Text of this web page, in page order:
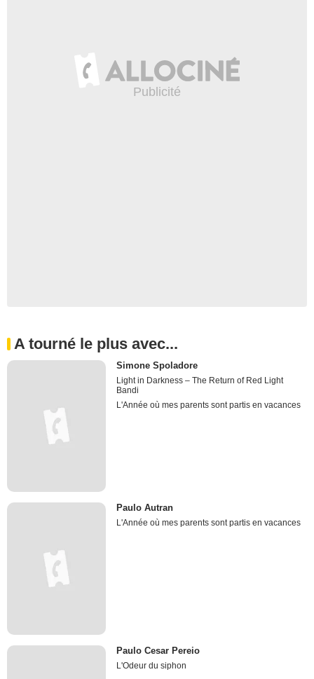
A tourné le plus avec...
Simone Spoladore
Light in Darkness – The Return of Red Light
Bandi
L'Année où mes parents sont partis en vacances
Paulo Autran
L'Année où mes parents sont partis en vacances
Paulo Cesar Pereio
L'Odeur du siphon